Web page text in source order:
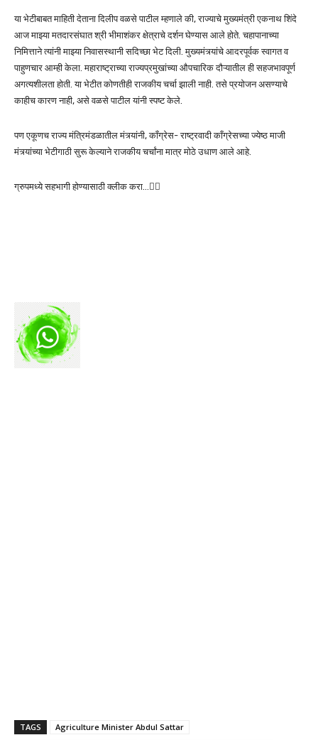
या भेटीबाबत माहिती देताना दिलीप वळसे पाटील म्हणाले की, राज्याचे मुख्यमंत्री एकनाथ शिंदे
आज माझ्या मतदारसंघात श्री भीमाशंकर क्षेत्राचे दर्शन घेण्यास आले होते. चहापानाच्या
निमित्ताने त्यांनी माझ्या निवासस्थानी सदिच्छा भेट दिली. मुख्यमंत्र्यांचे आदरपूर्वक स्वागत व
पाहुणचार आम्ही केला. महाराष्ट्राच्या राज्यप्रमुखांच्या औपचारिक दौऱ्यातील ही सहजभावपूर्ण
अगत्यशीलता होती. या भेटीत कोणतीही राजकीय चर्चा झाली नाही. तसे प्रयोजन असण्याचे
काहीच कारण नाही, असे वळसे पाटील यांनी स्पष्ट केले.
पण एकूणच राज्य मंत्रिमंडळातील मंत्र्यांनी, काँग्रेस- राष्ट्रवादी काँग्रेसच्या ज्येष्ठ माजी
मंत्र्यांच्या भेटीगाठी सुरू केल्याने राजकीय चर्चांना मात्र मोठे उधाण आले आहे.
ग्रुपमध्ये सहभागी होण्यासाठी क्लीक करा…👆🏻
TAGS
Agriculture Minister Abdul Sattar